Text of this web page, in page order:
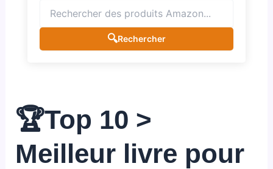
🔍Rechercher
🏆Top 10 >
Meilleur livre pour